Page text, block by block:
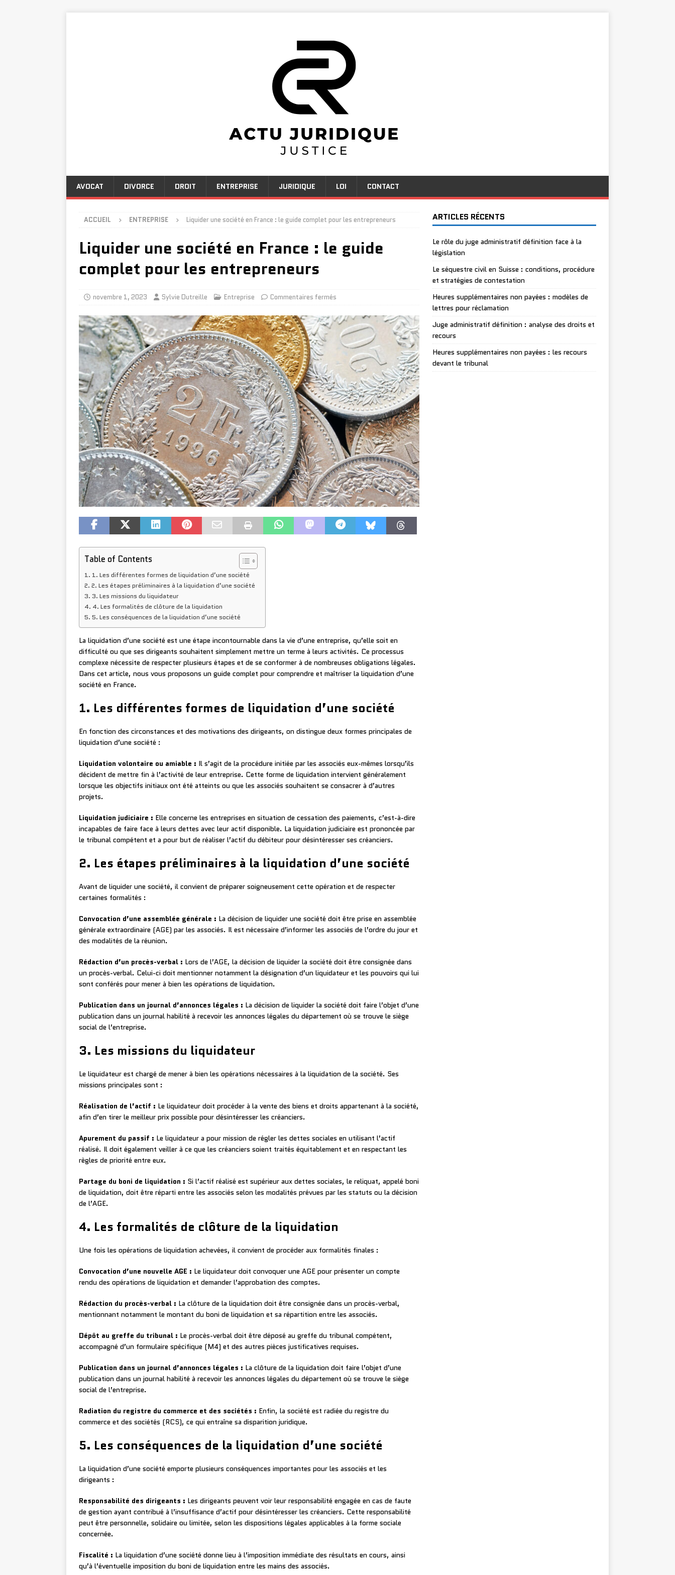
AVOCAT DIVORCE DROIT ENTREPRISE JURIDIQUE LOI CONTACT
ACCUEIL ENTREPRISE Liquider une société en France : le guide complet pour les entrepreneurs
Liquider une société en France : le guide
complet pour les entrepreneurs
novembre 1, 2023 Sylvie Dutreille Entreprise Commentaires fermés
Table of Contents
1. Les différentes formes de liquidation d’une société
2. Les étapes préliminaires à la liquidation d’une société
3. Les missions du liquidateur
4. Les formalités de clôture de la liquidation
5. Les conséquences de la liquidation d’une société
La liquidation d’une société est une étape incontournable dans la vie d’une entreprise, qu’elle soit en
difficulté ou que ses dirigeants souhaitent simplement mettre un terme à leurs activités. Ce processus
complexe nécessite de respecter plusieurs étapes et de se conformer à de nombreuses obligations légales.
Dans cet article, nous vous proposons un guide complet pour comprendre et maîtriser la liquidation d’une
société en France.
1. Les différentes formes de liquidation d’une société
En fonction des circonstances et des motivations des dirigeants, on distingue deux formes principales de
liquidation d’une société :
Liquidation volontaire ou amiable : Il s’agit de la procédure initiée par les associés eux-mêmes lorsqu’ils
décident de mettre fin à l’activité de leur entreprise. Cette forme de liquidation intervient généralement
lorsque les objectifs initiaux ont été atteints ou que les associés souhaitent se consacrer à d’autres
projets.
Liquidation judiciaire : Elle concerne les entreprises en situation de cessation des paiements, c’est-à-dire
incapables de faire face à leurs dettes avec leur actif disponible. La liquidation judiciaire est prononcée par
le tribunal compétent et a pour but de réaliser l’actif du débiteur pour désintéresser ses créanciers.
2. Les étapes préliminaires à la liquidation d’une société
Avant de liquider une société, il convient de préparer soigneusement cette opération et de respecter
certaines formalités :
Convocation d’une assemblée générale : La décision de liquider une société doit être prise en assemblée
générale extraordinaire (AGE) par les associés. Il est nécessaire d’informer les associés de l’ordre du jour et
des modalités de la réunion.
Rédaction d’un procès-verbal : Lors de l’AGE, la décision de liquider la société doit être consignée dans
un procès-verbal. Celui-ci doit mentionner notamment la désignation d’un liquidateur et les pouvoirs qui lui
sont conférés pour mener à bien les opérations de liquidation.
Publication dans un journal d’annonces légales : La décision de liquider la société doit faire l’objet d’une
publication dans un journal habilité à recevoir les annonces légales du département où se trouve le siège
social de l’entreprise.
3. Les missions du liquidateur
Le liquidateur est chargé de mener à bien les opérations nécessaires à la liquidation de la société. Ses
missions principales sont :
Réalisation de l’actif : Le liquidateur doit procéder à la vente des biens et droits appartenant à la société,
afin d’en tirer le meilleur prix possible pour désintéresser les créanciers.
Apurement du passif : Le liquidateur a pour mission de régler les dettes sociales en utilisant l’actif
réalisé. Il doit également veiller à ce que les créanciers soient traités équitablement et en respectant les
règles de priorité entre eux.
Partage du boni de liquidation : Si l’actif réalisé est supérieur aux dettes sociales, le reliquat, appelé boni
de liquidation, doit être réparti entre les associés selon les modalités prévues par les statuts ou la décision
de l’AGE.
4. Les formalités de clôture de la liquidation
Une fois les opérations de liquidation achevées, il convient de procéder aux formalités finales :
Convocation d’une nouvelle AGE : Le liquidateur doit convoquer une AGE pour présenter un compte
rendu des opérations de liquidation et demander l’approbation des comptes.
Rédaction du procès-verbal : La clôture de la liquidation doit être consignée dans un procès-verbal,
mentionnant notamment le montant du boni de liquidation et sa répartition entre les associés.
Dépôt au greffe du tribunal : Le procès-verbal doit être déposé au greffe du tribunal compétent,
accompagné d’un formulaire spécifique (M4) et des autres pièces justificatives requises.
Publication dans un journal d’annonces légales : La clôture de la liquidation doit faire l’objet d’une
publication dans un journal habilité à recevoir les annonces légales du département où se trouve le siège
social de l’entreprise.
Radiation du registre du commerce et des sociétés : Enfin, la société est radiée du registre du
commerce et des sociétés (RCS), ce qui entraîne sa disparition juridique.
5. Les conséquences de la liquidation d’une société
La liquidation d’une société emporte plusieurs conséquences importantes pour les associés et les
dirigeants :
Responsabilité des dirigeants : Les dirigeants peuvent voir leur responsabilité engagée en cas de faute
de gestion ayant contribué à l’insuffisance d’actif pour désintéresser les créanciers. Cette responsabilité
peut être personnelle, solidaire ou limitée, selon les dispositions légales applicables à la forme sociale
concernée.
Fiscalité : La liquidation d’une société donne lieu à l’imposition immédiate des résultats en cours, ainsi
qu’à l’éventuelle imposition du boni de liquidation entre les mains des associés.
ARTICLES RÉCENTS
Le rôle du juge administratif définition face à la
législation
Le séquestre civil en Suisse : conditions, procédure
et stratégies de contestation
Heures supplémentaires non payées : modèles de
lettres pour réclamation
Juge administratif définition : analyse des droits et
recours
Heures supplémentaires non payées : les recours
devant le tribunal